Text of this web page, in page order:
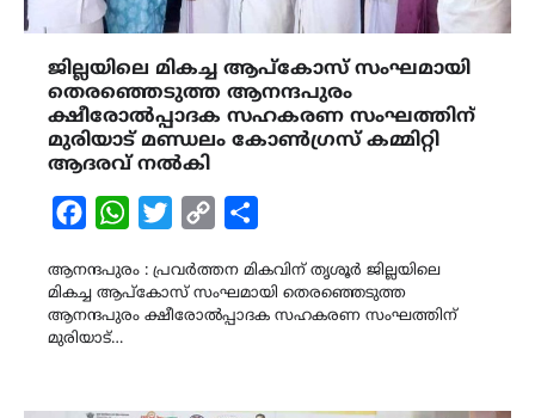
ജില്ലയിലെ മികച്ച ആപ്കോസ് സംഘമായി
തെരഞ്ഞെടുത്ത ആനന്ദപുരം
ക്ഷീരോൽപ്പാദക സഹകരണ സംഘത്തിന്
മുരിയാട് മണ്ഡലം കോൺഗ്രസ് കമ്മിറ്റി
ആദരവ് നൽകി
FacebookWhatsAppTwitterCopy
ആനന്ദപുരം : പ്രവർത്തന മികവിന് തൃശൂർ ജില്ലയിലെ
മികച്ച ആപ്കോസ് സംഘമായി തെരഞ്ഞെടുത്ത
ആനന്ദപുരം ക്ഷീരോൽപ്പാദക സഹകരണ സംഘത്തിന്
മുരിയാട്…